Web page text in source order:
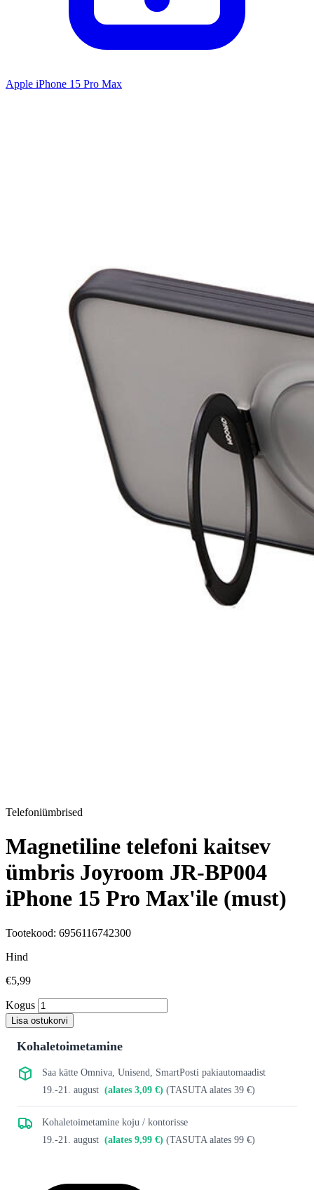
Apple iPhone 15 Pro Max
Telefoniümbrised
Magnetiline telefoni kaitsev
ümbris Joyroom JR-BP004
iPhone 15 Pro Max'ile (must)
Tootekood: 6956116742300
Hind
€5,99
Kogus
Lisa ostukorvi
Kohaletoimetamine
Saa kätte Omniva, Unisend, SmartPosti pakiautomaadist
19.-21. august (alates 3,09 €) (TASUTA alates 39 €)
Kohaletoimetamine koju / kontorisse
19.-21. august (alates 9,99 €) (TASUTA alates 99 €)